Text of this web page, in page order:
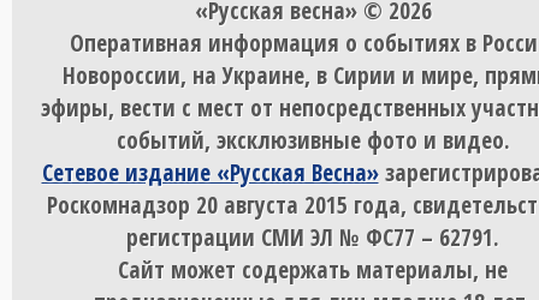
«Русская весна» © 2026
Оперативная информация о событиях в
Новороссии, на Украине, в Сирии и мире,
эфиры, вести с мест от непосредственных
событий, эксклюзивные фото и видео.
Сетевое издание «Русская Весна»
Роскомнадзор 20 августа 2015 года,
регистрации СМИ ЭЛ № ФС77 – 62791.
Сайт может содержать материалы, не